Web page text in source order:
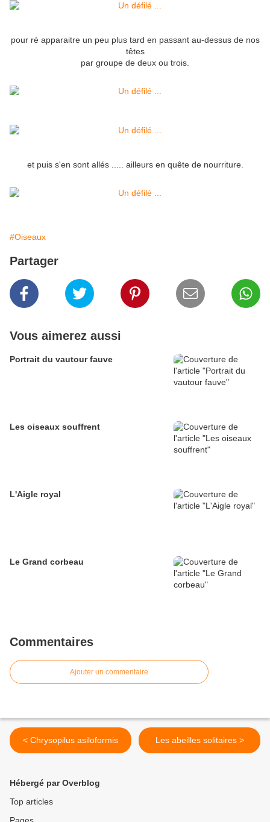
pour ré apparaitre un peu plus tard en passant au-dessus de nos
têtes
par groupe de deux ou trois.
et puis s'en sont allés ..... ailleurs en quête de nourriture.
#Oiseaux
Partager
Vous aimerez aussi
Portrait du vautour fauve
Les oiseaux souffrent
L'Aigle royal
Le Grand corbeau
Commentaires
Ajouter un commentaire
< Chrysopilus asiloformis Les abeilles solitaires >
Hébergé par Overblog
Top articles